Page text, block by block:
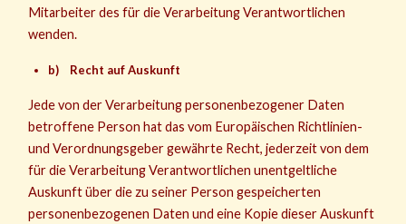
Mitarbeiter des für die Verarbeitung Verantwortlichen
wenden.
b) Recht auf Auskunft
Jede von der Verarbeitung personenbezogener Daten
betroffene Person hat das vom Europäischen Richtlinien-
und Verordnungsgeber gewährte Recht, jederzeit von dem
für die Verarbeitung Verantwortlichen unentgeltliche
Auskunft über die zu seiner Person gespeicherten
personenbezogenen Daten und eine Kopie dieser Auskunft